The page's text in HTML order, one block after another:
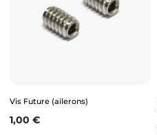
Vis Future (ailerons)
Prix
1,00 €